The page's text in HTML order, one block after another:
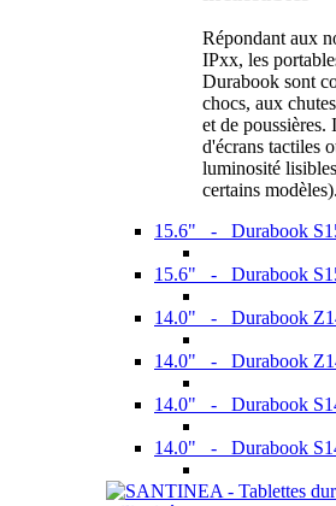
Répondant aux
IPxx, les
Durabook sont
chocs, aux
et de poussières.
d'écrans tactiles
luminosité
certains modèles).
15.6" - Durabook
15.6" - Durabook
14.0" - Durabook
14.0" - Durabook
14.0" - Durabook
14.0" - Durabook